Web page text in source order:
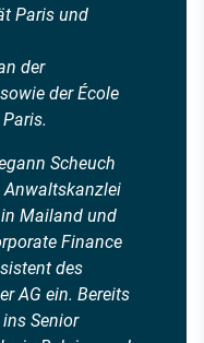
Paris und
der
der École
Scheuch
Anwaltskanzlei
in Mailand und
Finance
des
AG ein. Bereits
Senior